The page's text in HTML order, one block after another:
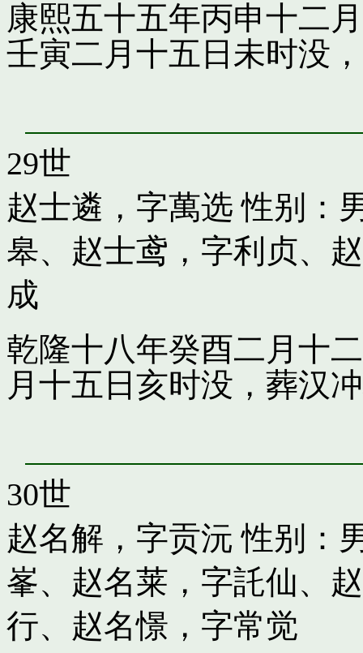
康熙五十五年丙申十二
壬寅二月十五日未时没
29世
赵士遴，字萬选 性别：
皋、 赵士鸢，字利贞、
成
乾隆十八年癸酉二月十
月十五日亥时没，葬汉
30世
赵名解，字贡沅 性别：
峯、 赵名莱，字託仙、
行、 赵名憬，字常觉